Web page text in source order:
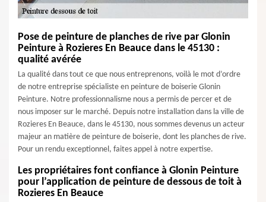
Pose de peinture de planches de rive par Glonin
Peinture à Rozieres En Beauce dans le 45130 :
qualité avérée
La qualité dans tout ce que nous entreprenons, voilà le mot d’ordre
de notre entreprise spécialiste en peinture de boiserie Glonin
Peinture. Notre professionnalisme nous a permis de percer et de
nous imposer sur le marché. Depuis notre installation dans la ville de
Rozieres En Beauce, dans le 45130, nous sommes devenus un acteur
majeur an matière de peinture de boiserie, dont les planches de rive.
Pour un rendu exceptionnel, faites appel à notre expertise.
Les propriétaires font confiance à Glonin Peinture
pour l’application de peinture de dessous de toit à
Rozieres En Beauce